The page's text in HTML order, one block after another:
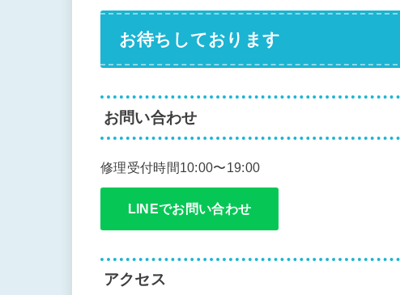
お待ちしております
お問い合わせ
修理受付時間10:00〜19:00
LINEでお問い合わせ
アクセス